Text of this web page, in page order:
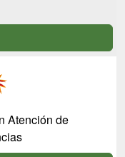
Atención de